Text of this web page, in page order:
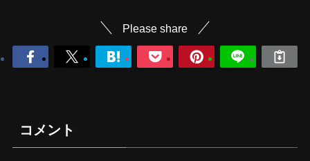
Please share
コメント